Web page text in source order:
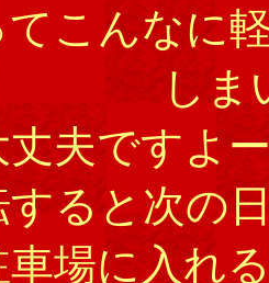
こんなに
しま
夫ですよ
すると次の
場に入れ